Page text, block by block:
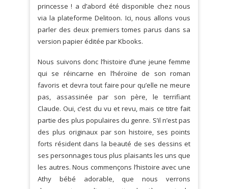
princesse ! a d’abord été disponible chez nous
via la plateforme Delitoon. Ici, nous allons vous
parler des deux premiers tomes parus dans sa
version papier éditée par Kbooks.
Nous suivons donc l’histoire d’une jeune femme
qui se réincarne en l’héroïne de son roman
favoris et devra tout faire pour qu’elle ne meure
pas, assassinée par son père, le terrifiant
Claude. Oui, c’est du vu et revu, mais ce titre fait
partie des plus populaires du genre. S’il n’est pas
des plus originaux par son histoire, ses points
forts résident dans la beauté de ses dessins et
ses personnages tous plus plaisants les uns que
les autres. Nous commençons l’histoire avec une
Athy bébé adorable, que nous verrons